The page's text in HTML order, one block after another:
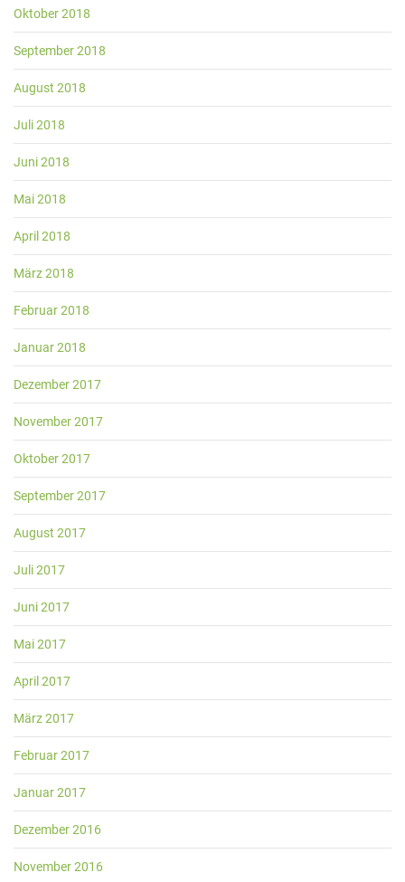
Oktober 2018
September 2018
August 2018
Juli 2018
Juni 2018
Mai 2018
April 2018
März 2018
Februar 2018
Januar 2018
Dezember 2017
November 2017
Oktober 2017
September 2017
August 2017
Juli 2017
Juni 2017
Mai 2017
April 2017
März 2017
Februar 2017
Januar 2017
Dezember 2016
November 2016